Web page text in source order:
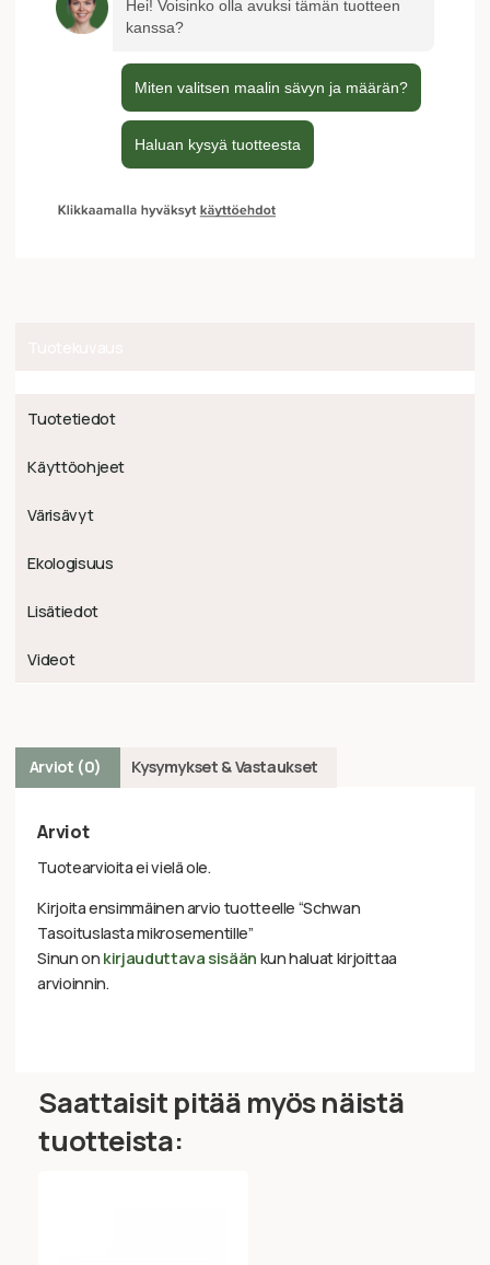
Tuotetiedot
Käyttöohjeet
Värisävyt
Ekologisuus
Lisätiedot
Videot
Arviot (0) Kysymykset & Vastaukset
Arviot
Tuotearvioita ei vielä ole.
Kirjoita ensimmäinen arvio tuotteelle “Schwan
Tasoituslasta mikrosementille”
Sinun on kirjauduttava sisään kun haluat kirjoittaa
arvioinnin.
Saattaisit pitää myös näistä
tuotteista: